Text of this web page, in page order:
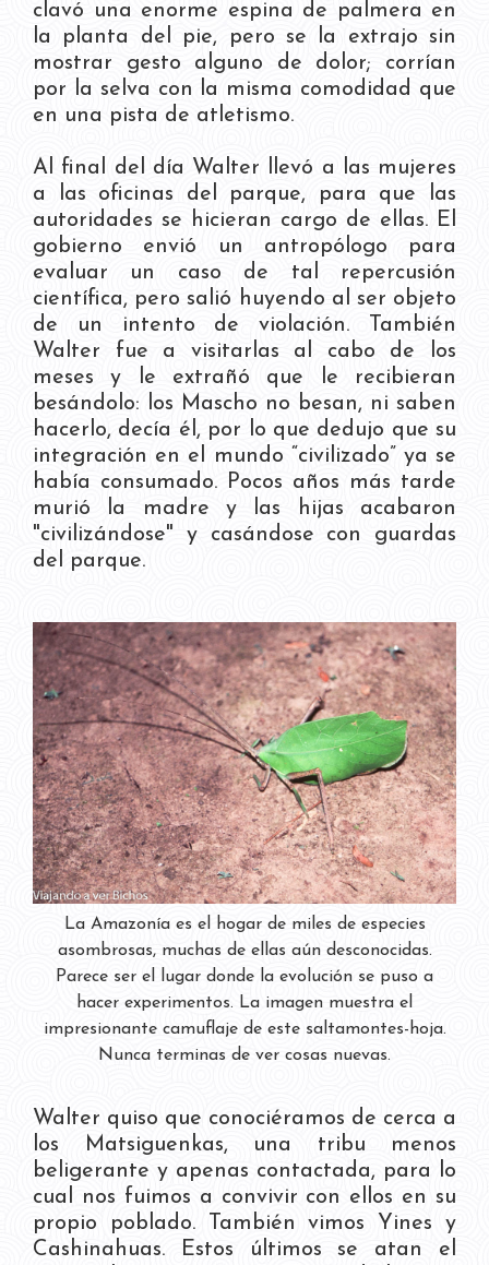
clavó una enorme espina de palmera en
la planta del pie, pero se la extrajo sin
mostrar gesto alguno de dolor; corrían
por la selva con la misma comodidad que
en una pista de atletismo.
Al final del día Walter llevó a las mujeres
a las oficinas del parque, para que las
autoridades se hicieran cargo de ellas. El
gobierno envió un antropólogo para
evaluar un caso de tal repercusión
científica, pero salió huyendo al ser objeto
de un intento de violación. También
Walter fue a visitarlas al cabo de los
meses y le extrañó que le recibieran
besándolo: los Mascho no besan, ni saben
hacerlo, decía él, por lo que dedujo que su
integración en el mundo “civilizado” ya se
había consumado. Pocos años más tarde
murió la madre y las hijas acabaron
"civilizándose" y casándose con guardas
del parque.
La Amazonía es el hogar de miles de especies
asombrosas, muchas de ellas aún desconocidas.
Parece ser el lugar donde la evolución se puso a
hacer experimentos. La imagen muestra el
impresionante camuflaje de este saltamontes-hoja.
Nunca terminas de ver cosas nuevas.
Walter quiso que conociéramos de cerca a
los Matsiguenkas, una tribu menos
beligerante y apenas contactada, para lo
cual nos fuimos a convivir con ellos en su
propio poblado. También vimos Yines y
Cashinahuas. Estos últimos se atan el